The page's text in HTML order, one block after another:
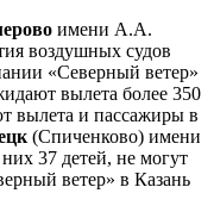
имени А.А.
воздушных судов
«Северный ветер»
вылета более 350
вылета и пассажиры в
(Спиченково) имени
37 детей, не могут
ветер» в Казань